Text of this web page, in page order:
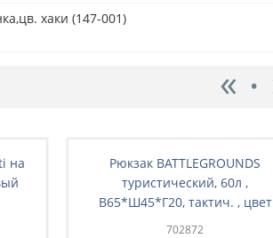
хаки (147-001)
на
Рюкзак BATTLEGRОUNDS
туристический, 60л ,
В65*Ш45*Г20, тактич. , цвет
зеленый (43-003)
702872